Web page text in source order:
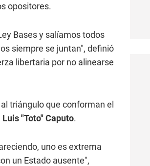
opositores.
Bases y salíamos todos
siempre se juntan", definió
libertaria por no alinearse
triángulo que conforman el
Luis "Toto" Caputo.
uno es extrema
un Estado ausente",